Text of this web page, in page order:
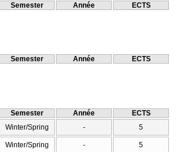
Semester Année ECTS
Semester Année ECTS
Semester Année
ECTS
Winter/Spring - 5
Winter/Spring - 5